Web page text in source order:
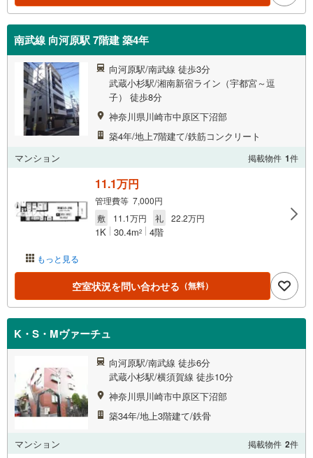
南武線 向河原駅 7階建 築4年
向河原駅/南武線 徒歩3分
武蔵小杉駅/湘南新宿ライン（宇都宮～逗
子） 徒歩8分
神奈川県川崎市中原区下沼部
築4年/地上7階建て/鉄筋コンクリート
マンション
掲載物件 1件
もっと見る
11.1万円
管理費等 7,000円
敷
11.1万円 礼 22.2万円
1K 30.4m2 4階
空室状況を問い合わせる （無料）
K・S・Mヴァーチュ
向河原駅/南武線 徒歩6分
武蔵小杉駅/横須賀線 徒歩10分
神奈川県川崎市中原区下沼部
築34年/地上3階建て/鉄骨
マンション 掲載物件 2件